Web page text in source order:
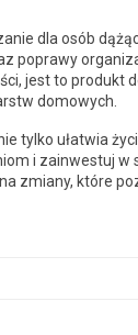
dla osób
poprawy
jest to produkt
domowych.
tylko ułatwia
i zainwestuj w
zmiany, które